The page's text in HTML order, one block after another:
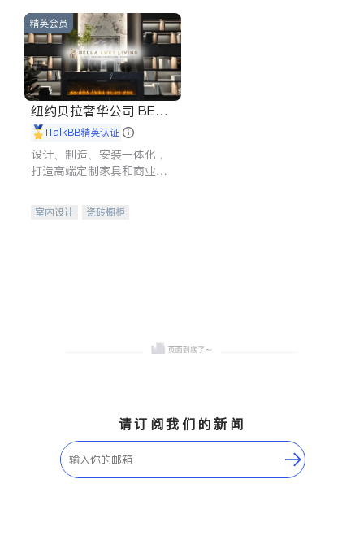
精英会员
纽约贝拉奢华公司 BELL
A LUXE
iTalkBB精英认证
设计、制造、安装一体化，
打造高端定制家具和商业空
室内设计
瓷砖橱柜
请订阅我们的新闻